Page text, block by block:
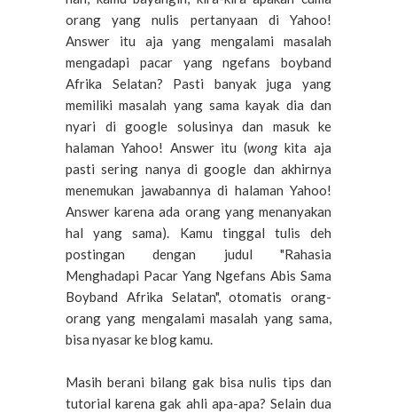
orang yang nulis pertanyaan di Yahoo!
Answer itu aja yang mengalami masalah
mengadapi pacar yang ngefans boyband
Afrika Selatan? Pasti banyak juga yang
memiliki masalah yang sama kayak dia dan
nyari di google solusinya dan masuk ke
halaman Yahoo! Answer itu (wongkita aja
pasti sering nanya di google dan akhirnya
menemukan jawabannya di halaman Yahoo!
Answerkarena ada orang yang menanyakan
hal yang sama). Kamu tinggal tulis deh
postingan dengan judul "Rahasia
Menghadapi Pacar Yang Ngefans Abis Sama
Boyband Afrika Selatan", otomatis orang-
orang yang mengalami masalah yang sama,
bisa nyasar ke blog kamu.
Masih berani bilang gak bisa nulis tips dan
tutorial karena gak ahli apa-apa? Selain dua